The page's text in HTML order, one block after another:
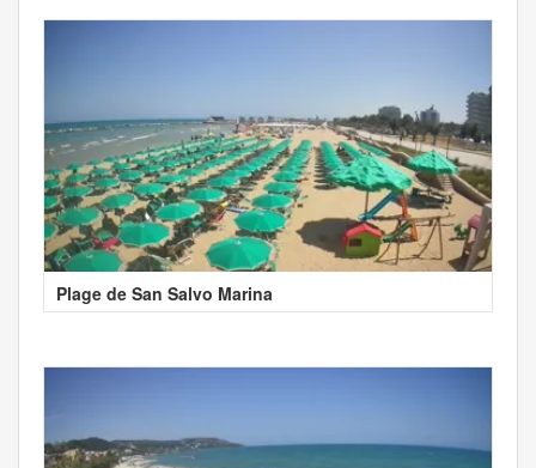
Plage de San Salvo Marina